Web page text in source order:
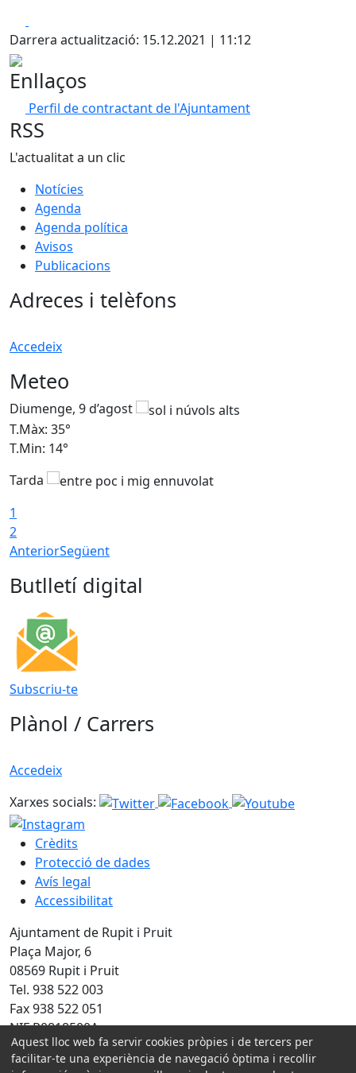
Darrera actualització: 15.12.2021 | 11:12
Enllaços
Perfil de contractant de l'Ajuntament
RSS
L'actualitat a un clic
Notícies
Agenda
Agenda política
Avisos
Publicacions
Adreces i telèfons
Accedeix
Meteo
Diumenge, 9 d’agost
T.Màx: 35°
T.Min: 14°
Tarda
1
2
AnteriorSegüent
Butlletí digital
Subscriu-te
Plànol / Carrers
Accedeix
Xarxes socials:
Crèdits
Protecció de dades
Avís legal
Accessibilitat
Ajuntament de Rupit i Pruit
Plaça Major, 6
08569 Rupit i Pruit
Tel. 938 522 003
Fax 938 522 051
NIF P0818500A
Amb la col·laboració de:
Aquest lloc web fa servir cookies pròpies i de tercers per
facilitar-te una experiència de navegació òptima i recollir